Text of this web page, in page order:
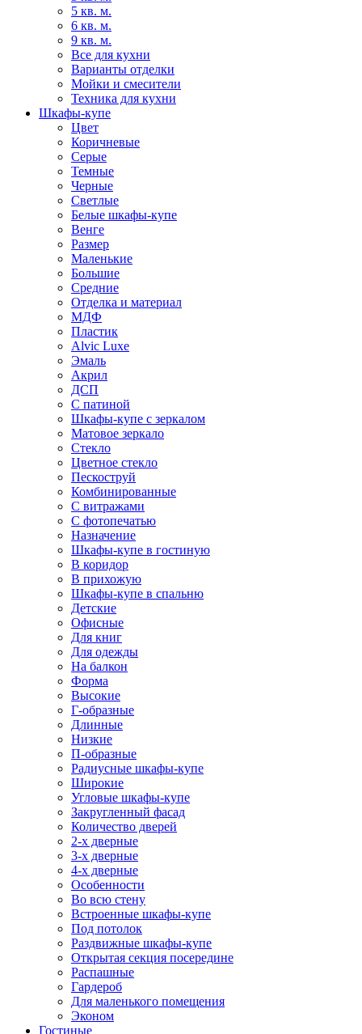
5 кв. м.
6 кв. м.
9 кв. м.
Все для кухни
Варианты отделки
Мойки и смесители
Техника для кухни
Шкафы-купе
Цвет
Коричневые
Серые
Темные
Черные
Светлые
Белые шкафы-купе
Венге
Размер
Маленькие
Большие
Средние
Отделка и материал
МДФ
Пластик
Alvic Luxe
Эмаль
Акрил
ДСП
С патиной
Шкафы-купе с зеркалом
Матовое зеркало
Стекло
Цветное стекло
Пескоструй
Комбинированные
С витражами
С фотопечатью
Назначение
Шкафы-купе в гостиную
В коридор
В прихожую
Шкафы-купе в спальню
Детские
Офисные
Для книг
Для одежды
На балкон
Форма
Высокие
Г-образные
Длинные
Низкие
П-образные
Радиусные шкафы-купе
Широкие
Угловые шкафы-купе
Закругленный фасад
Количество дверей
2-х дверные
3-х дверные
4-х дверные
Особенности
Во всю стену
Встроенные шкафы-купе
Под потолок
Раздвижные шкафы-купе
Открытая секция посередине
Распашные
Гардероб
Для маленького помещения
Эконом
Гостиные